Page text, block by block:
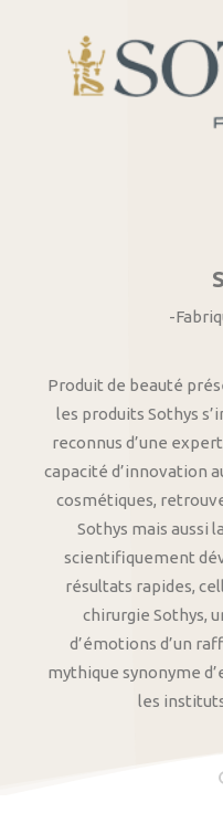
-
Produit de beauté
les produits Sothys
reconnus d’une
capacité d’innovation
cosmétiques,
Sothys mais aussi
scientifiquement
résultats rapides,
chirurgie Sothys,
d’émotions d’un
mythique synonyme
les